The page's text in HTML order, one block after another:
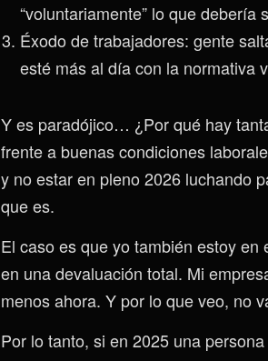
“voluntariamente” lo que debería
Éxodo de trabajadores: gente
esté más al día con la normativa
Y es paradójico… ¿Por qué hay
frente a buenas condiciones
y no estar en pleno 2026 luchando
que es.
El caso es que yo también estoy
en una devaluación total. Mi
menos ahora. Y por lo que veo, no
Por lo tanto, si en 2025 una